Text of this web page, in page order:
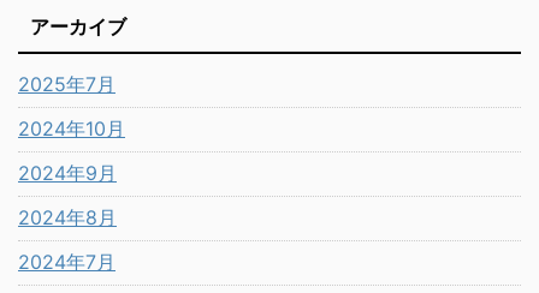
アーカイブ
2025年7月
2024年10月
2024年9月
2024年8月
2024年7月